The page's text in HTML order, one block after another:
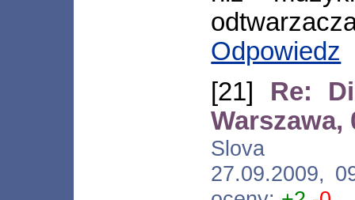
Odpowiedz
[21] Re:
Warszawa,
Slova
27.09.2009,